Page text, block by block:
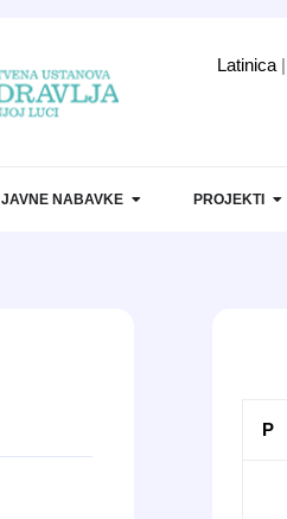
Latinica
JAVNE NABAVKE PROJEKTI
P